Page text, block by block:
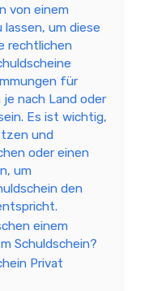
von einem
um diese
rechtlichen
für
nach Land oder
Es ist wichtig,
und
oder einen
um
den
einem
Schuldschein?
Privat